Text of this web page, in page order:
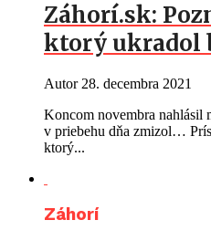
Záhorí.sk:
ktorý ukradol
Autor 28. decembra 2021
Koncom novembra nahlásil
v priebehu dňa zmizol…
ktorý...
Záhorí